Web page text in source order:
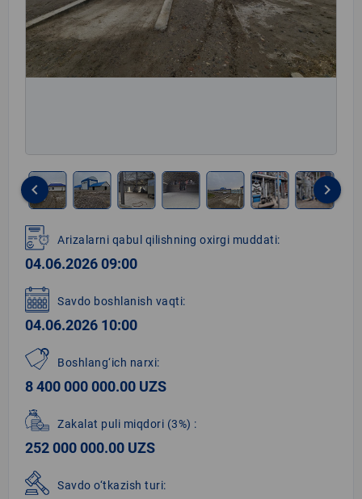
1
of
11
keyboard_arrow_left keyboard_arrow_right
Arizalarni qabul qilishning oxirgi muddati:
04.06.2026 09:00
Savdo boshlanish vaqti:
04.06.2026 10:00
Boshlang‘ich narxi:
8 400 000 000.00 UZS
Zakalat puli miqdori (3%) :
252 000 000.00 UZS
Savdo o‘tkazish turi: